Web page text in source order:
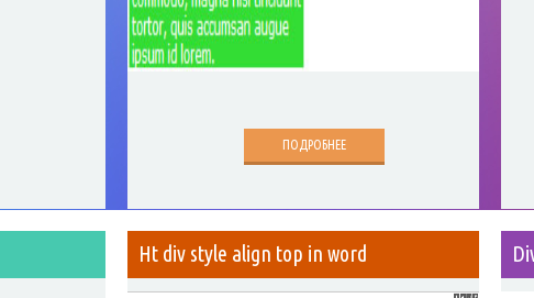
ПОДРОБНЕЕ
Ht div style align top in word